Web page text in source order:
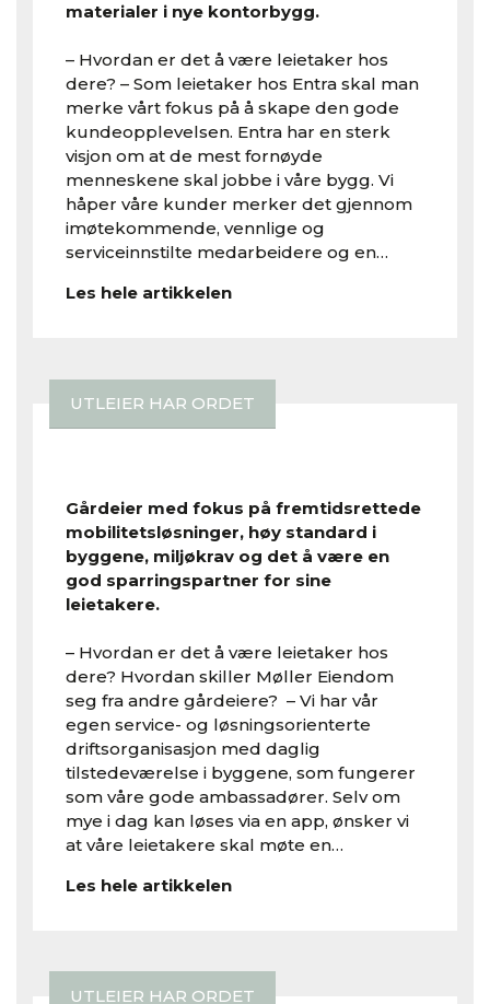
materialer i nye kontorbygg.
– Hvordan er det å være leietaker hos
dere? – Som leietaker hos Entra skal man
merke vårt fokus på å skape den gode
kundeopplevelsen. Entra har en sterk
visjon om at de mest fornøyde
menneskene skal jobbe i våre bygg. Vi
håper våre kunder merker det gjennom
imøtekommende, vennlige og
serviceinnstilte medarbeidere og en…
Les hele artikkelen
UTLEIER HAR ORDET
Gårdeier med fokus på fremtidsrettede
mobilitetsløsninger, høy standard i
byggene, miljøkrav og det å være en
god sparringspartner for sine
leietakere.
– Hvordan er det å være leietaker hos
dere? Hvordan skiller Møller Eiendom
seg fra andre gårdeiere? – Vi har vår
egen service- og løsningsorienterte
driftsorganisasjon med daglig
tilstedeværelse i byggene, som fungerer
som våre gode ambassadører. Selv om
mye i dag kan løses via en app, ønsker vi
at våre leietakere skal møte en…
Les hele artikkelen
UTLEIER HAR ORDET